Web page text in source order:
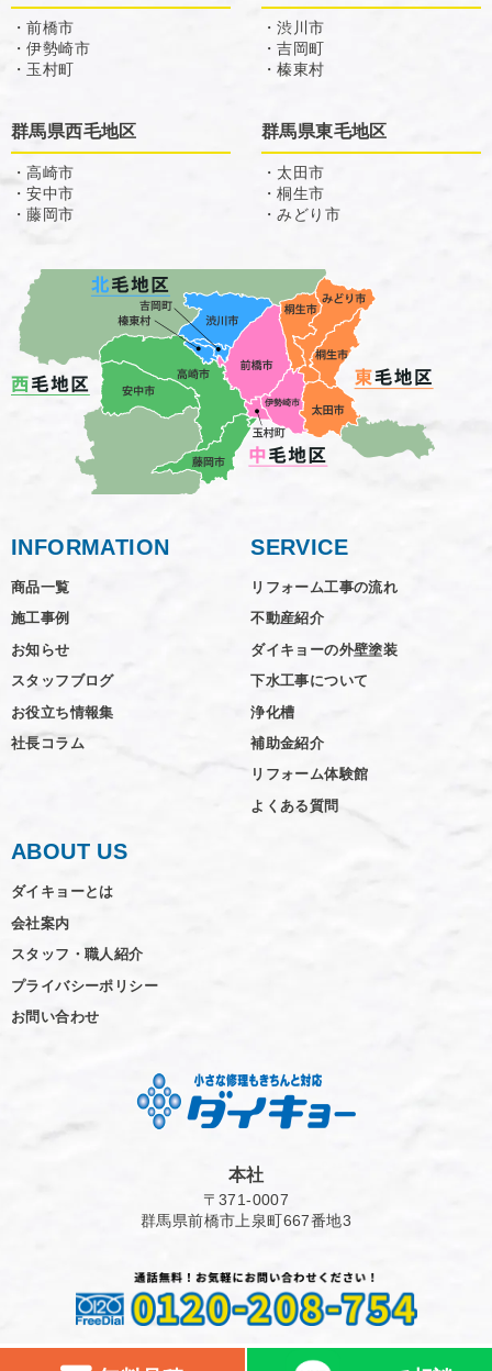
・前橋市
・伊勢崎市
・玉村町
・渋川市
・吉岡町
・榛東村
群馬県西毛地区
・高崎市
・安中市
・藤岡市
群馬県東毛地区
・太田市
・桐生市
・みどり市
INFORMATION
商品一覧
施工事例
お知らせ
スタッフブログ
お役立ち情報集
社長コラム
SERVICE
リフォーム工事の流れ
不動産紹介
ダイキョーの外壁塗装
下水工事について
浄化槽
補助金紹介
リフォーム体験館
よくある質問
ABOUT US
ダイキョーとは
会社案内
スタッフ・職人紹介
プライバシーポリシー
お問い合わせ
本社
〒371-0007
群馬県前橋市上泉町667番地3